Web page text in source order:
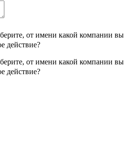
от имени какой компании вы
действие?
от имени какой компании вы
действие?